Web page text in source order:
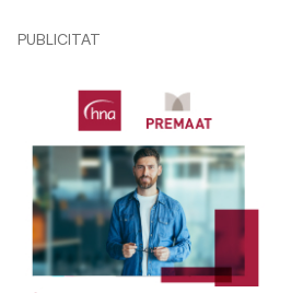
PUBLICITAT